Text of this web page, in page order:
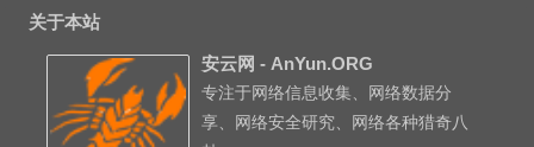
关于本站
安云网 - AnYun.ORG
专注于网络信息收集、网络数据分
享、网络安全研究、网络各种猎奇八